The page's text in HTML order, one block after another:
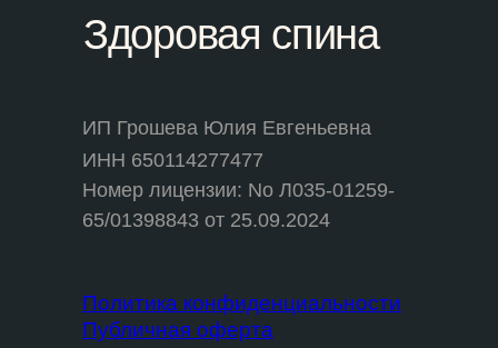
Здоровая спина
Политика конфиденциальности
Публичная оферта
ИНН 650114277477
Номер лицензии: No Л035-01259-
65/01398843 от 25.09.2024
ИП Грошева Юлия Евгеньевна